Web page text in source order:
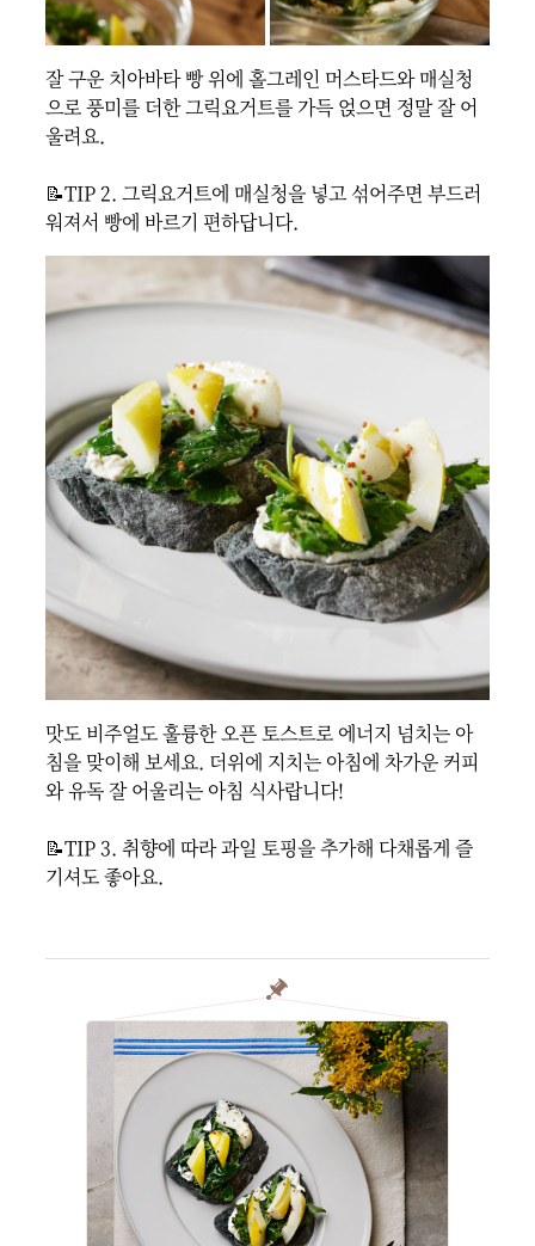
잘 구운 치아바타 빵 위에 홀그레인 머스타드와 매실청
으로 풍미를 더한 그릭요거트를 가득 얹으면 정말 잘 어
울려요.
📝TIP 2. 그릭요거트에 매실청을 넣고 섞어주면 부드러
워져서 빵에 바르기 편하답니다.
맛도 비주얼도 훌륭한 오픈 토스트로 에너지 넘치는 아
침을 맞이해 보세요. 더위에 지치는 아침에 차가운 커피
와 유독 잘 어울리는 아침 식사랍니다!
📝TIP 3. 취향에 따라 과일 토핑을 추가해 다채롭게 즐
기셔도 좋아요.